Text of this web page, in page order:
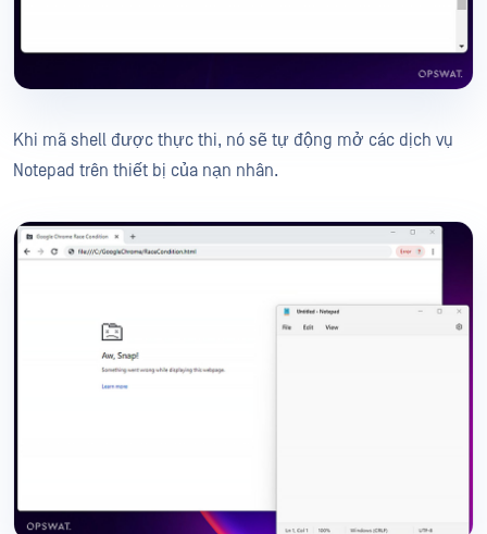
Khi mã shell được thực thi, nó sẽ tự động mở các dịch vụ
Notepad trên thiết bị của nạn nhân.